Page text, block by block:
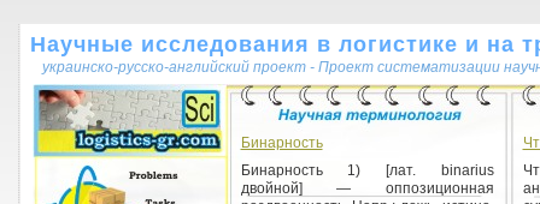
Научные исследования в логистике и на
украинско-русско-английский проект - Проект систематизации
Бинарность
Бинарность 1) [лат. binarius
двойной] — оппозиционная